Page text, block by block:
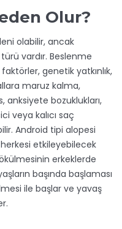
Olur?
olabilir, ancak
vardır. Beslenme
genetik yatkınlık,
maruz kalma,
anksiyete bozuklukları,
veya kalıcı saç
Android tipi alopesi
etkileyebilecek
erkeklerde
başında başlaması
ile başlar ve yavaş